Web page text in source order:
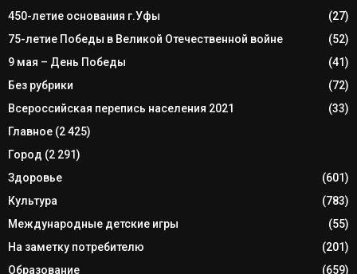
450-летие основания г.Уфы
(27)
75-летие Победы в Великой Отечественной войне
(52)
9 мая – День Победы
(41)
Без рубрики
(72)
Всероссийская перепись населения 2021
(33)
Главное (2 425)
Город (2 291)
Здоровье
(601)
Культура
(783)
Международные детские игры
(55)
На заметку потребителю
(201)
Образование
(659)